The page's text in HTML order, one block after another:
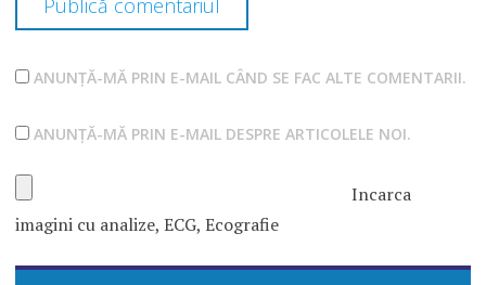
ANUNȚĂ-MĂ PRIN E-MAIL CÂND SE FAC ALTE COMENTARII.
ANUNȚĂ-MĂ PRIN E-MAIL DESPRE ARTICOLELE NOI.
Incarca
imagini cu analize, ECG, Ecografie